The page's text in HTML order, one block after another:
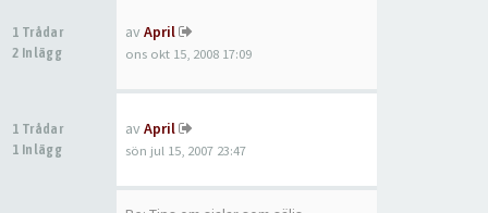
1 Trådar
2 Inlägg
av April
ons okt 15, 2008 17:09
1 Trådar
1 Inlägg
av April
sön jul 15, 2007 23:47